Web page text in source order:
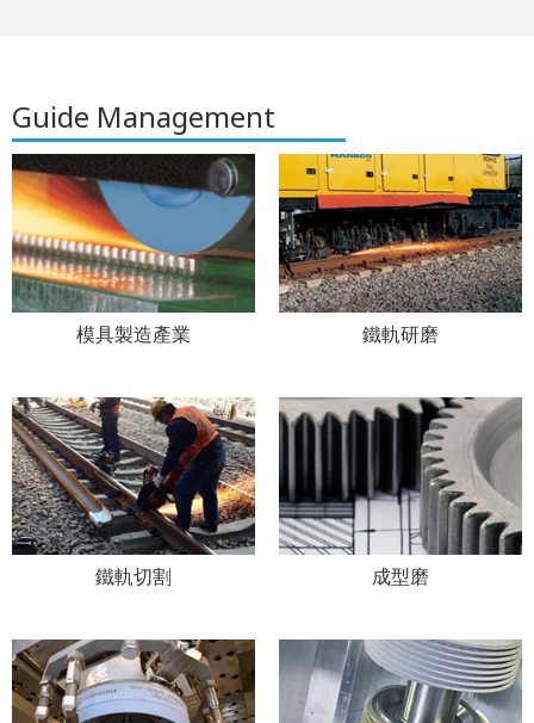
Guide Management
模具製造產業 鐵軌研磨
鐵軌切割 成型磨